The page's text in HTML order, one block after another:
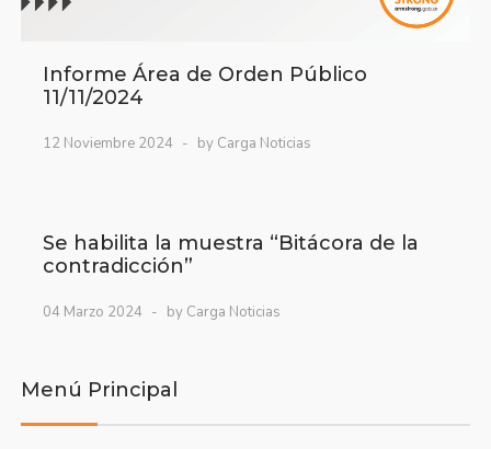
Informe Área de Orden Público
11/11/2024
12 Noviembre 2024 by Carga Noticias
Se habilita la muestra “Bitácora de la
contradicción”
04 Marzo 2024 by Carga Noticias
Menú Principal